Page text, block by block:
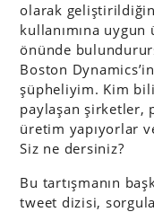
olarak
kullanımına uygun
önünde
Boston
şüpheliyim. Kim
paylaşan şirketler,
üretim yapıyorlar
Siz ne dersiniz?
Bu tartışmanın
tweet dizisi,